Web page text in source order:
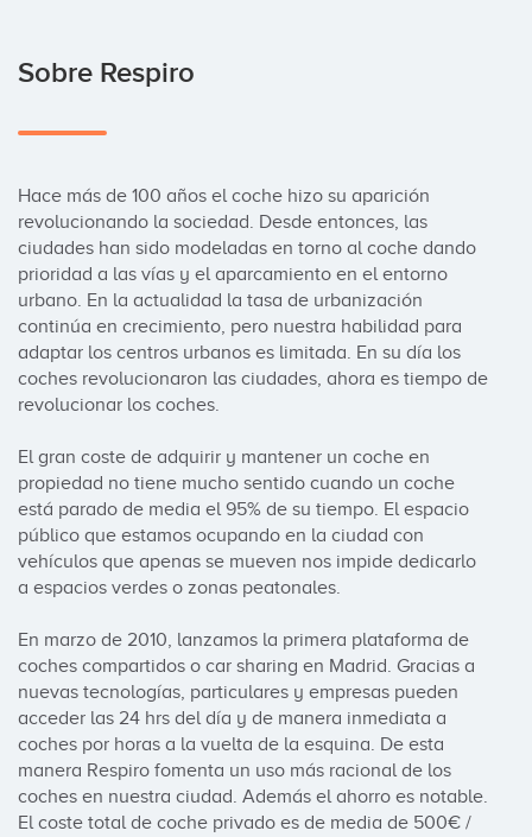
Sobre Respiro
Hace más de 100 años el coche hizo su aparición
revolucionando la sociedad. Desde entonces, las
ciudades han sido modeladas en torno al coche dando
prioridad a las vías y el aparcamiento en el entorno
urbano. En la actualidad la tasa de urbanización
continúa en crecimiento, pero nuestra habilidad para
adaptar los centros urbanos es limitada. En su día los
coches revolucionaron las ciudades, ahora es tiempo de
revolucionar los coches.
El gran coste de adquirir y mantener un coche en
propiedad no tiene mucho sentido cuando un coche
está parado de media el 95% de su tiempo. El espacio
público que estamos ocupando en la ciudad con
vehículos que apenas se mueven nos impide dedicarlo
a espacios verdes o zonas peatonales.
En marzo de 2010, lanzamos la primera plataforma de
coches compartidos o car sharing en Madrid. Gracias a
nuevas tecnologías, particulares y empresas pueden
acceder las 24 hrs del día y de manera inmediata a
coches por horas a la vuelta de la esquina. De esta
manera Respiro fomenta un uso más racional de los
coches en nuestra ciudad. Además el ahorro es notable.
El coste total de coche privado es de media de 500€ /